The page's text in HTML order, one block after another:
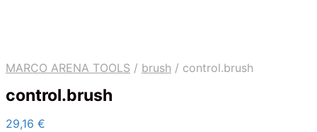
MARCO ARENA TOOLS / brush / control.brush
control.brush
29,16 €